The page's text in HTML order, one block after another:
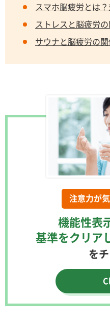
スマホ脳疲労とは
ストレスと脳疲労
サウナと脳疲労の関
注意力が
機能性表
基準をクリア
を